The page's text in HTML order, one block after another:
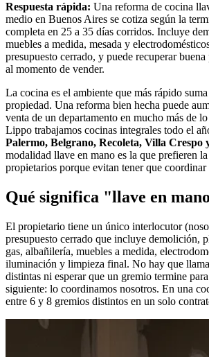
Respuesta rápida: Una reforma de cocina
medio en Buenos Aires se cotiza según la
completa en 25 a 35 días corridos. Incluye
muebles a medida, mesada y
presupuesto cerrado, y puede recuperar
al momento de vender.
La cocina es el ambiente que más rápido
propiedad. Una reforma bien hecha puede
venta de un departamento en mucho más de
Lippo trabajamos cocinas integrales todo el
Palermo, Belgrano, Recoleta, Villa Crespo
modalidad llave en mano es la que prefieren
propietarios porque evitan tener que coordinar
Qué significa "llave en
El propietario tiene un único interlocutor
presupuesto cerrado que incluye demolición,
gas, albañilería, muebles a medida,
iluminación y limpieza final. No hay que
distintas ni esperar que un gremio termine
siguiente: lo coordinamos nosotros. En una
entre 6 y 8 gremios distintos en un solo